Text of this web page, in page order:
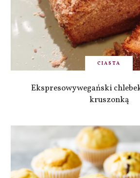
CIASTA
Ekspresowy wegański
kruszonką